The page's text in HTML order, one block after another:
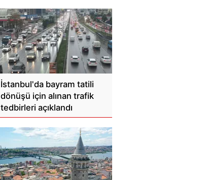
İstanbul'da bayram tatili
dönüşü için alınan trafik
tedbirleri açıklandı